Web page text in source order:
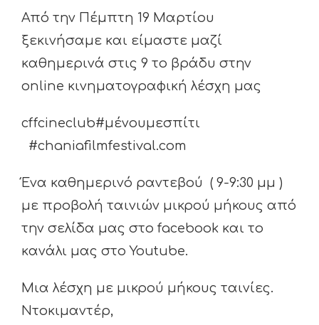
Από την Πέμπτη 19 Μαρτίου
ξεκινήσαμε και είμαστε μαζί
καθημερινά στις 9 το βράδυ στην
οnline κινηματογραφική λέσχη μας
cffcineclub#μένουμεσπίτι
#chaniafilmfestival.com
Ένα καθημερινό ραντεβού ( 9-9:30 μμ )
με προβολή ταινιών μικρού μήκους από
την σελίδα μας στο facebook και το
κανάλι μας στο Youtube.
Μια λέσχη με μικρού μήκους ταινίες.
Ντοκιμαντέρ,